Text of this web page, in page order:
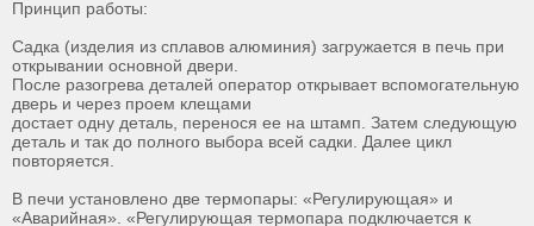
Принцип работы:
Садка (изделия из сплавов алюминия) загружается в печь при
открывании основной двери.
После разогрева деталей оператор открывает вспомогательную
дверь и через проем клещами
достает одну деталь, перенося ее на штамп. Затем следующую
деталь и так до полного выбора всей садки. Далее цикл
повторяется.
В печи установлено две термопары: «Регулирующая» и
«Аварийная». «Регулирующая термопара подключается к